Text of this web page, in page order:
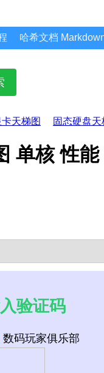
哈希文档
天梯图 固态硬盘天
单核 性能
验证码
数码玩家俱乐部